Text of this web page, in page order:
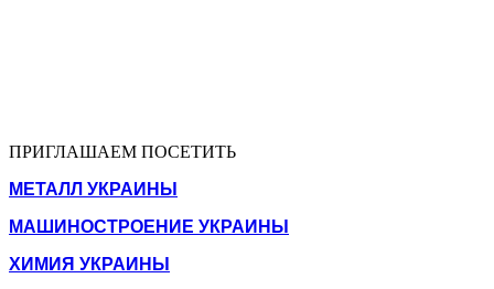
ПРИГЛАШАЕМ ПОСЕТИТЬ
МЕТАЛЛ УКРАИНЫ
МАШИНОСТРОЕНИЕ УКРАИНЫ
ХИМИЯ УКРАИНЫ